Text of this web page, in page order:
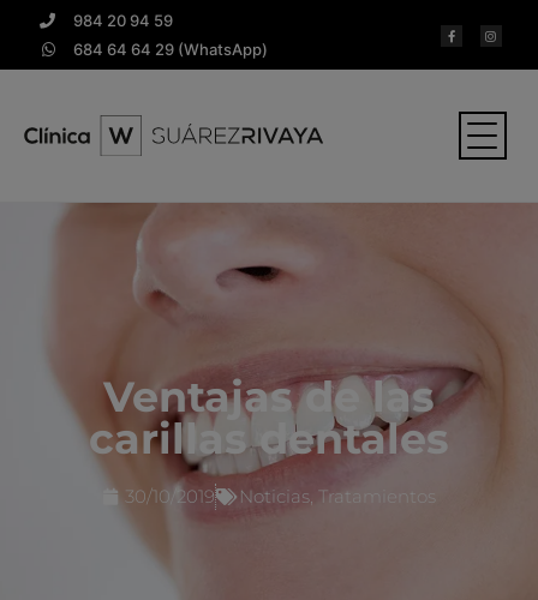
984 20 94 59
684 64 64 29 (WhatsApp)
Ventajas de las
carillas dentales
30/10/2019 Noticias, Tratamientos